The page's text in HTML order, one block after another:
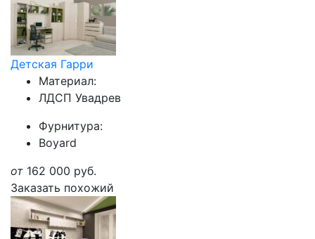
Детская Гарри
Материал:
ЛДСП Увадрев
Фурнитура:
Boyard
от 162 000 руб.
Заказать похожий